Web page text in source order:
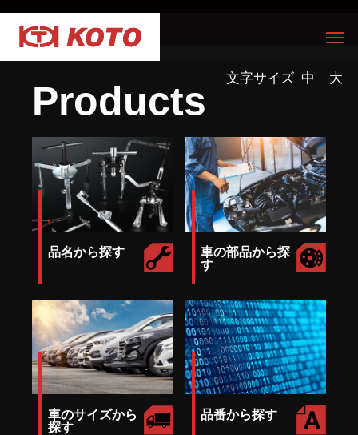
文字サイズ 中 大
Products
品名から探す
車の部品から探
す
車のサイズから
探す
品番から探す